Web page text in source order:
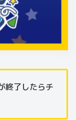
終了したらチ